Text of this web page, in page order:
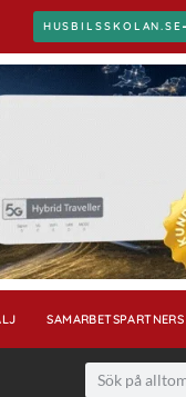
HUSBILSSKOLAN.SE
SAMARBETSPARTNERS